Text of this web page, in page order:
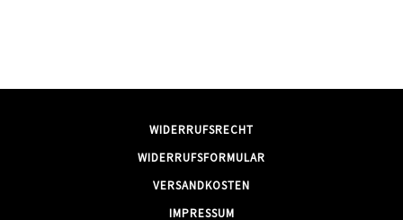
WIDERRUFSRECHT
WIDERRUFSFORMULAR
VERSANDKOSTEN
IMPRESSUM